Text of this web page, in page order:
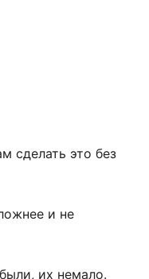
сделать это без
и не
их немало.